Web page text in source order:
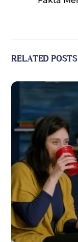
RELATED POSTS